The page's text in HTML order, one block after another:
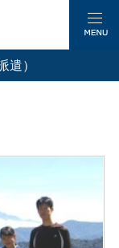
遣）